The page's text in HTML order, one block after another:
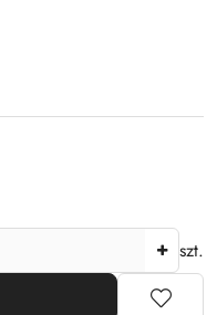
szt.